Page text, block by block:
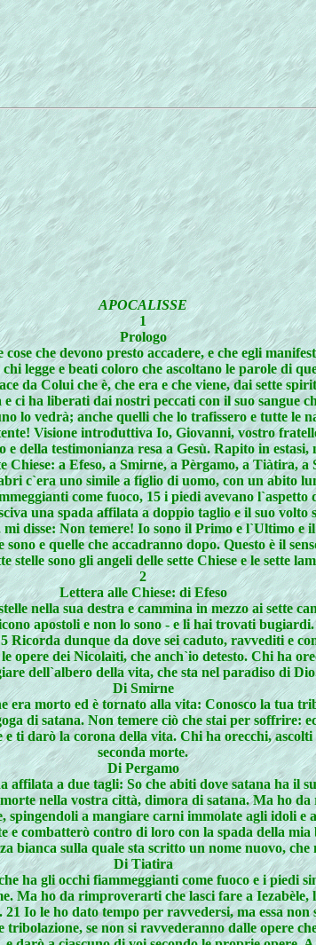
APOCALISSE
1
Prologo
che devono presto accadere, e che egli
legge e beati coloro che ascoltano le parole di
da Colui che è, che era e che viene, dai sette
ha liberati dai nostri peccati con il suo sangue
lo vedrà; anche quelli che lo trafissero e tutte
Visione introduttiva Io, Giovanni, vostro
della testimonianza resa a Gesù. Rapito in
a Efeso, a Smirne, a Pèrgamo, a Tiàtira,
c`era uno simile a figlio di uomo, con un abito
come fuoco, 15 i piedi avevano
una spada affilata a doppio taglio e il suo
disse: Non temere! Io sono il Primo e l`Ultimo
e quelle che accadranno dopo. Questo è il
stelle sono gli angeli delle sette Chiese e le sette
2
Lettera alle Chiese: di Efeso
nella sua destra e cammina in mezzo ai sette
apostoli e non lo sono - e li hai trovati
dunque da dove sei caduto, ravvediti e
opere dei Nicolaìti, che anch`io detesto. Chi ha
dell`albero della vita, che sta nel paradiso di
Di Smirne
morto ed è tornato alla vita: Conosco la tua
di satana. Non temere ciò che stai per
ti darò la corona della vita. Chi ha orecchi,
seconda morte.
Di Pergamo
a due tagli: So che abiti dove satana ha il
nella vostra città, dimora di satana. Ma ho
a mangiare carni immolate agli idoli
combatterò contro di loro con la spada della mia
bianca sulla quale sta scritto un nome nuovo,
Di Tiatira
gli occhi fiammeggianti come fuoco e i piedi
Ma ho da rimproverarti che lasci fare a Iezabèle,
Io le ho dato tempo per ravvedersi, ma essa
se non si ravvederanno dalle opere